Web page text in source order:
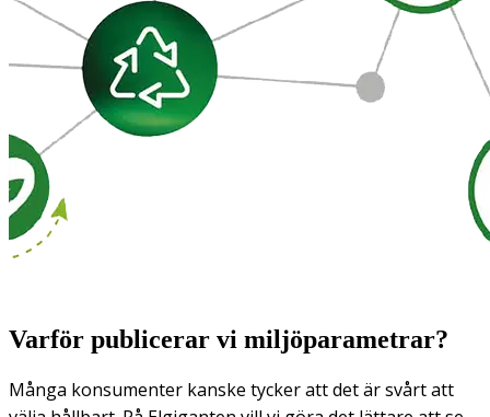
Varför publicerar vi miljöparametrar?
Många konsumenter kanske tycker att det är svårt att